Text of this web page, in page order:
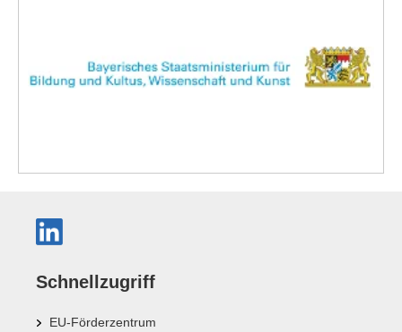
Schnellzugriff
EU-Förderzentrum